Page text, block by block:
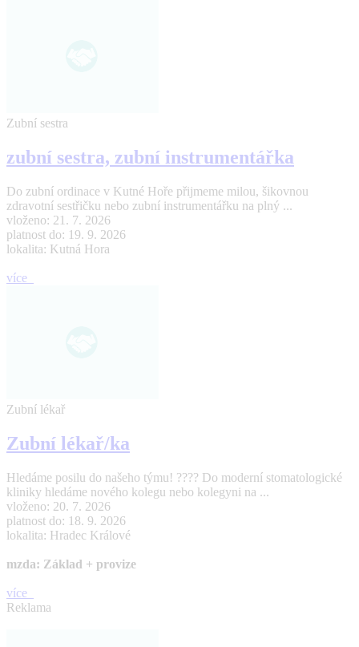
Zubní sestra
zubní sestra, zubní instrumentářka
Do zubní ordinace v Kutné Hoře přijmeme milou, šikovnou
zdravotní sestřičku nebo zubní instrumentářku na plný ...
vloženo: 21. 7. 2026
platnost do: 19. 9. 2026
lokalita: Kutná Hora
více
Zubní lékař
Zubní lékař/ka
Hledáme posilu do našeho týmu! ???? Do moderní stomatologické
kliniky hledáme nového kolegu nebo kolegyni na ...
vloženo: 20. 7. 2026
platnost do: 18. 9. 2026
lokalita: Hradec Králové
mzda: Základ + provize
více
Reklama